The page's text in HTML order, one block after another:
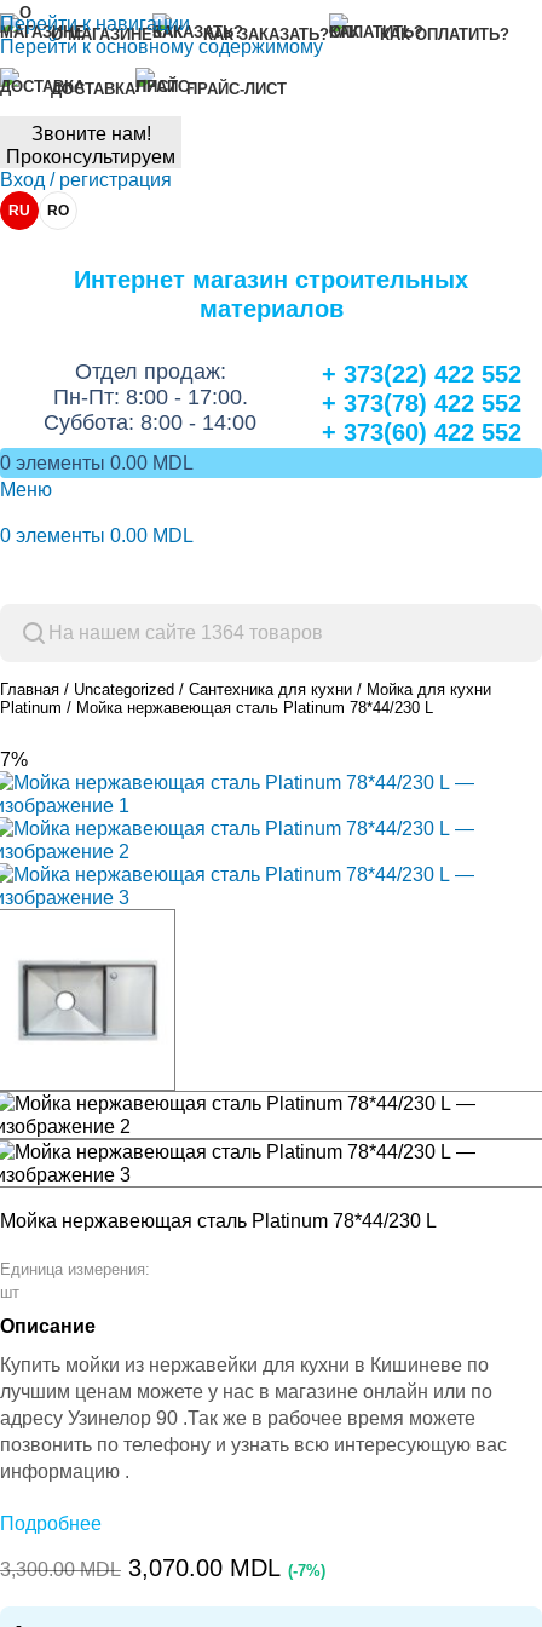
Перейти к навигации
Перейти к основному содержимому
О МАГАЗИНЕ КАК ЗАКАЗАТЬ? КАК ОПЛАТИТЬ?
ДОСТАВКА ПРАЙС-ЛИСТ
Звоните нам!
Проконсультируем
Вход / регистрация
RU RO
Интернет магазин строительных
материалов
Отдел продаж:
Пн-Пт: 8:00 - 17:00.
Суббота: 8:00 - 14:00
+ 373(22) 422 552
+ 373(78) 422 552
+ 373(60) 422 552
0 элементы 0.00 MDL
Меню
0 элементы 0.00 MDL
Главная Uncategorized Сантехника для кухни
Мойка для кухни
Platinum
Мойка нержавеющая сталь Platinum 78*44/230 L
Мойка нержавеющая сталь Platinum 78*44/230 L
Единица измерения:
шт
Описание
Купить мойки из нержавейки для кухни в Кишиневе по
лучшим ценам можете у нас в магазине онлайн или по
адресу Узинелор 90 .Так же в рабочее время можете
позвонить по телефону и узнать всю интересующую вас
информацию .
идеальное решение для вашей кухни, обеспечивающее
Подробнее
3,300.00MDL 3,070.00 MDL (-7%)